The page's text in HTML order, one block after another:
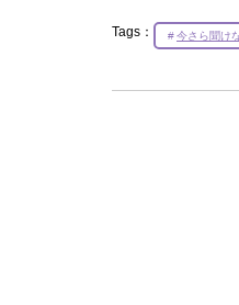
Tags： 今さら聞け